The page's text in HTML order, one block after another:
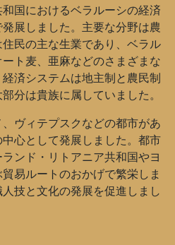
国におけるベラルーシの経済
展しました。主要な分野は農
民の主な生業であり、ベラル
ト麦、亜麻などのさまざまな
済システムは地主制と農民制
分は貴族に属していました。
ヴィテプスクなどの都市があ
心として発展しました。都市
ンド・リトアニア共和国やヨ
易ルートのおかげで繁栄しま
技と文化の発展を促進しまし